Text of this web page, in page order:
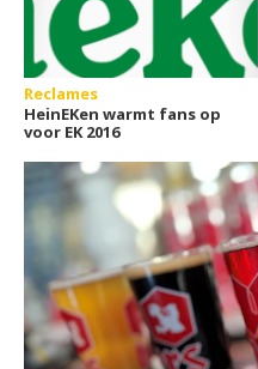
Reclames
HeinEKen warmt fans op
voor EK 2016